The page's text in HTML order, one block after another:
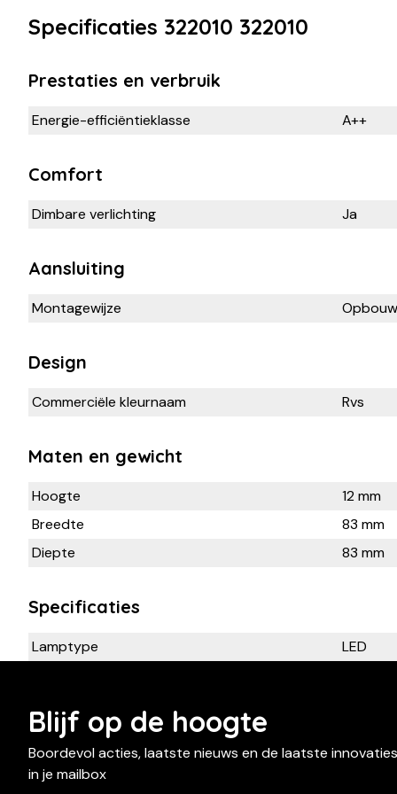
Specificaties 322010 322010
Prestaties en verbruik
Energie-efficiëntieklasse A++
Comfort
Dimbare verlichting Ja
Aansluiting
Montagewijze Opbouw
Design
Commerciële kleurnaam Rvs
Maten en gewicht
Hoogte
12 mm
Breedte
83 mm
Diepte
83 mm
Specificaties
Lamptype LED
Blijf op de hoogte
Boordevol acties, laatste nieuws en de laatste innovaties
in je mailbox